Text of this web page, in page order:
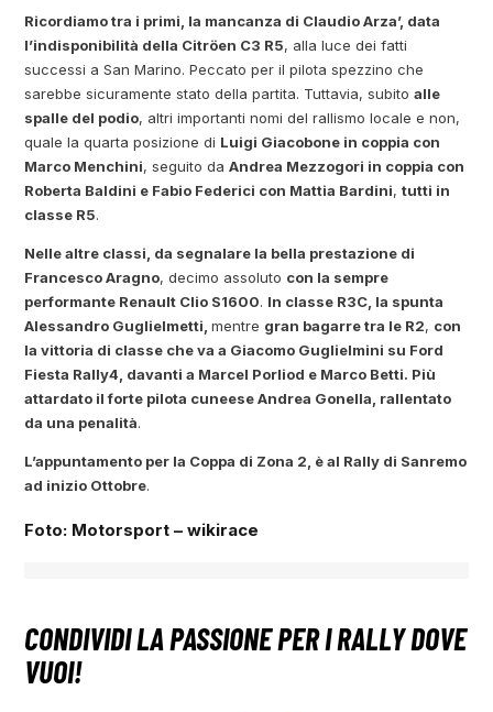
Ricordiamo tra i primi, la mancanza di Claudio Arza’, data
l’indisponibilità della Citröen C3 R5, alla luce dei fatti
successi a San Marino. Peccato per il pilota spezzino che
sarebbe sicuramente stato della partita. Tuttavia, subitoalle
spalle del podio, altri importanti nomi del rallismo locale e non,
quale la quarta posizione di Luigi Giacobone in coppia con
Marco Menchini, seguito daAndrea Mezzogori in coppia con
Roberta Baldini e Fabio Federici con Mattia Bardini,tutti in
classe R5.
Nelle altre classi, da segnalare la bella prestazione di
Francesco Aragno, decimo assoluto con la sempre
performante Renault Clio S1600. In classe R3C, la spunta
Alessandro Guglielmetti,mentre gran bagarre tra le R2, con
la vittoria di classe che va a Giacomo Guglielmini su Ford
Fiesta Rally4, davanti a Marcel Porliod e Marco Betti. Più
attardato il forte pilota cuneese Andrea Gonella, rallentato
da una penalità.
L’appuntamento per la Coppa di Zona 2, è al Rally di Sanremo
ad inizio Ottobre.
Foto: Motorsport – wikirace